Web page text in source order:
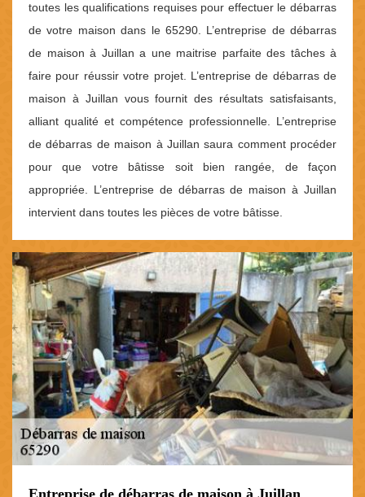
toutes les qualifications requises pour effectuer le débarras
de votre maison dans le 65290. L’entreprise de débarras
de maison à Juillan a une maitrise parfaite des tâches à
faire pour réussir votre projet. L’entreprise de débarras de
maison à Juillan vous fournit des résultats satisfaisants,
alliant qualité et compétence professionnelle. L’entreprise
de débarras de maison à Juillan saura comment procéder
pour que votre bâtisse soit bien rangée, de façon
appropriée. L’entreprise de débarras de maison à Juillan
intervient dans toutes les pièces de votre bâtisse.
Entreprise de débarras de maison à Juillan